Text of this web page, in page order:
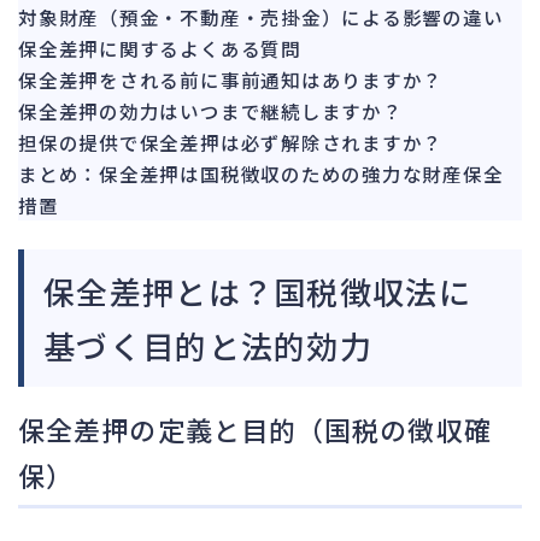
対象財産（預金・不動産・売掛金）による影響の違い
保全差押に関するよくある質問
保全差押をされる前に事前通知はありますか？
保全差押の効力はいつまで継続しますか？
担保の提供で保全差押は必ず解除されますか？
まとめ：保全差押は国税徴収のための強力な財産保全
措置
保全差押とは？国税徴収法に
基づく目的と法的効力
保全差押の定義と目的（国税の徴収確
保）